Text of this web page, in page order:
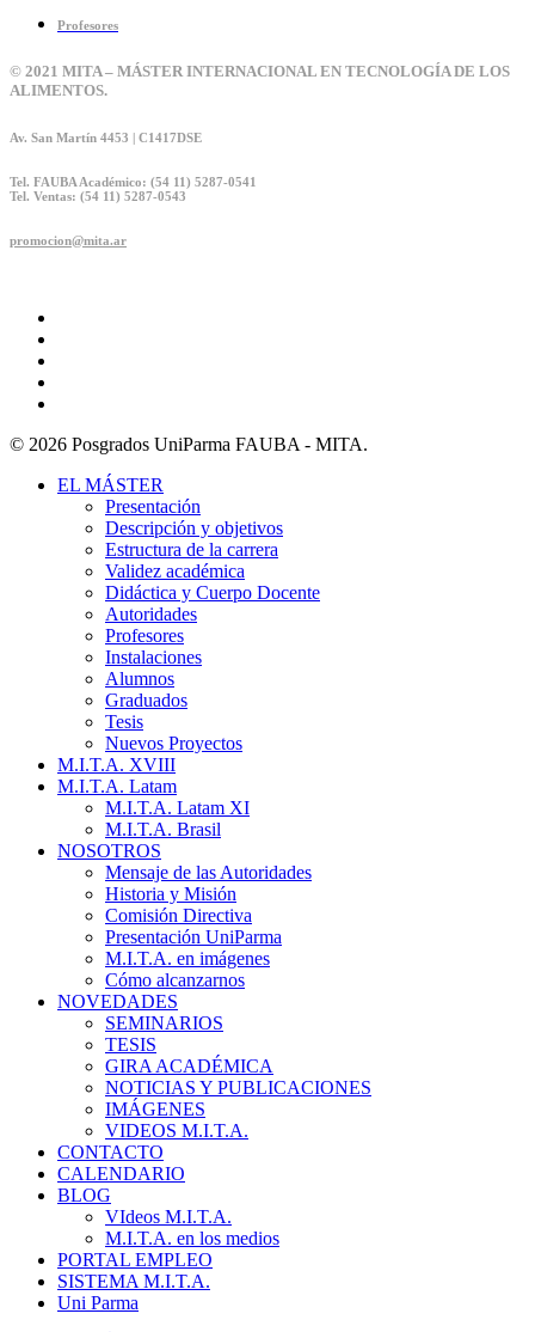
Profesores
© 2021 MITA – MÁSTER INTERNACIONAL EN TECNOLOGÍA DE LOS
ALIMENTOS.
Av. San Martín 4453 | C1417DSE
Tel. FAUBA Académico: (54 11) 5287-0541
Tel. Ventas: (54 11) 5287-0543
promocion@mita.ar
© 2026 Posgrados UniParma FAUBA - MITA.
Close
EL MÁSTER
Presentación
Descripción y objetivos
Estructura de la carrera
Validez académica
Didáctica y Cuerpo Docente
Autoridades
Profesores
Instalaciones
Alumnos
Graduados
Tesis
Nuevos Proyectos
M.I.T.A. XVIII
M.I.T.A. Latam
M.I.T.A. Latam XI
M.I.T.A. Brasil
NOSOTROS
Mensaje de las Autoridades
Historia y Misión
Comisión Directiva
Presentación UniParma
M.I.T.A. en imágenes
Cómo alcanzarnos
NOVEDADES
SEMINARIOS
TESIS
GIRA ACADÉMICA
NOTICIAS Y PUBLICACIONES
IMÁGENES
VIDEOS M.I.T.A.
CONTACTO
CALENDARIO
BLOG
VIdeos M.I.T.A.
M.I.T.A. en los medios
PORTAL EMPLEO
SISTEMA M.I.T.A.
Uni Parma